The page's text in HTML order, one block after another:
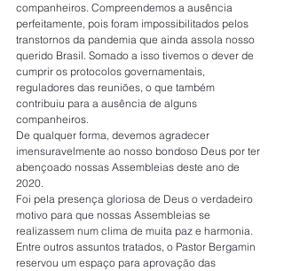
companheiros. Compreendemos a ausência
perfeitamente, pois foram impossibilitados pelos
transtornos da pandemia que ainda assola nosso
querido Brasil. Somado a isso tivemos o dever de
cumprir os protocolos governamentais,
reguladores das reuniões, o que também
contribuiu para a ausência de alguns
companheiros.
De qualquer forma, devemos agradecer
imensuravelmente ao nosso bondoso Deus por ter
abençoado nossas Assembleias deste ano de
2020.
Foi pela presença gloriosa de Deus o verdadeiro
motivo para que nossas Assembleias se
realizassem num clima de muita paz e harmonia.
Entre outros assuntos tratados, o Pastor Bergamin
reservou um espaço para aprovação das